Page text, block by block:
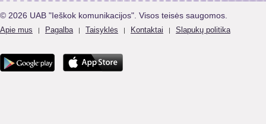
© 2026 UAB "Ieškok komunikacijos". Visos teisės saugomos.
Apie mus | Pagalba | Taisyklės | Kontaktai | Slapukų politika